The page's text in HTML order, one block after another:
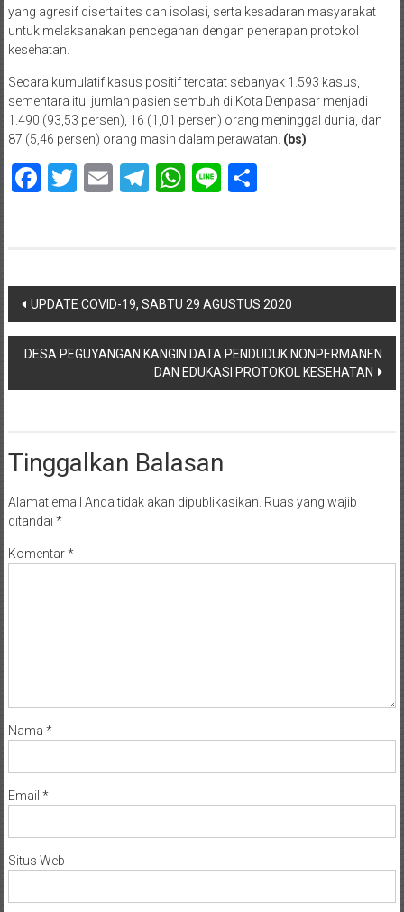
yang agresif disertai tes dan isolasi, serta kesadaran masyarakat
untuk melaksanakan pencegahan dengan penerapan protokol
kesehatan.
Secara kumulatif kasus positif tercatat sebanyak 1.593 kasus,
sementara itu, jumlah pasien sembuh di Kota Denpasar menjadi
1.490 (93,53 persen), 16 (1,01 persen) orang meninggal dunia, dan
87 (5,46 persen) orang masih dalam perawatan. (bs)
Facebook
Twitter
EmailTelegram
WhatsApp
LineShare
Navigasi
pos
UPDATE COVID-19, SABTU 29 AGUSTUS 2020
DESA PEGUYANGAN KANGIN DATA PENDUDUK NONPERMANEN
DAN EDUKASI PROTOKOL KESEHATAN
Tinggalkan Balasan
Alamat email Anda tidak akan dipublikasikan. Ruas yang wajib
ditandai *
Komentar*
Nama *
Email *
Situs Web